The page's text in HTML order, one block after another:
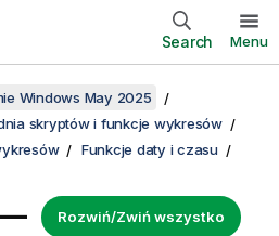
Search Menu
Windows May 2025
skryptów i funkcje wykresów
Funkcje daty i czasu
Rozwiń/Zwiń wszystko